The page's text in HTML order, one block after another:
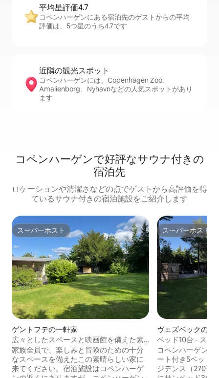
平均星評価4.7
コペンハーゲンにある宿泊先のゲストからの平均
評価は、5つ星のうち4.7です
近隣の観光ス⁠ポ⁠ッ⁠ト
コペンハーゲンには、Copenhagen Zoo、
Amalienborg、Nyhavnなどの人気スポットがあり
ます
コペンハーゲンで好評なサウナ付きの
宿泊先
ロケーションや清潔さなどの点でゲストから高評価を得
ているサウナ付きの宿泊施設をご紹介します
スーパーホスト
スーパーホスト
ゲントフテの一軒家
広々としたスペースと映画館を備えた素
敵な家族向けの家
家族全員で、楽しみと冒険のための十分
なスペースを備えたこの素晴らしい家に
来てください。宿泊施設はコペンハーゲ
スーパーホスト
スーパーホスト
ヴェズベックの一
ベッド10台 - スパ
ム、シェルター -
コペンハーゲンで
ート付き5ベッド
ジデンス（270平